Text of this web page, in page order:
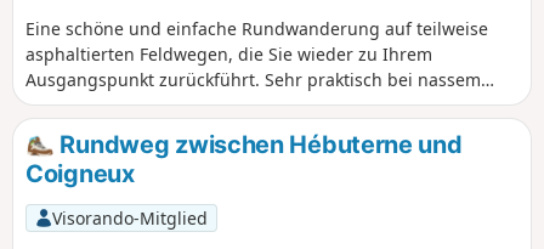
Eine schöne und einfache Rundwanderung auf teilweise
asphaltierten Feldwegen, die Sie wieder zu Ihrem
Ausgangspunkt zurückführt. Sehr praktisch bei nassem
Wetter, da die Wege nicht schlammig und daher nicht sehr
schmutzig sind.
Rundweg zwischen Hébuterne und
Coigneux
Visorando-Mitglied